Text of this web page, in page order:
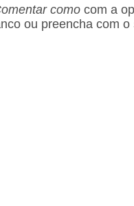
como com a
ou preencha com o